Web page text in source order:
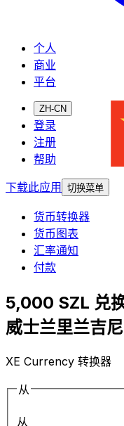
个人
商业
平台
ZH-CN
登录
注册
帮助
下载此应用
切换菜单
货币转换器
货币图表
汇率通知
付款
5,000 SZL 兑
威士兰里兰吉
XE Currency 转换器
从
从